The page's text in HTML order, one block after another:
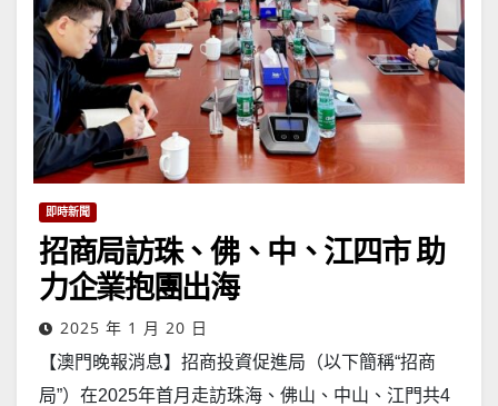
即時新聞
招商局訪珠、佛、中、江四市 助
力企業抱團出海
2025 年 1 月 20 日
【澳門晚報消息】招商投資促進局（以下簡稱“招商
局”）在2025年首月走訪珠海、佛山、中山、江門共4